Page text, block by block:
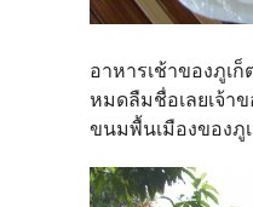
อาหารเช้าของภูเ
หมดลืมชื่อเลยเจ้า
ขนมพื้นเมืองของภู